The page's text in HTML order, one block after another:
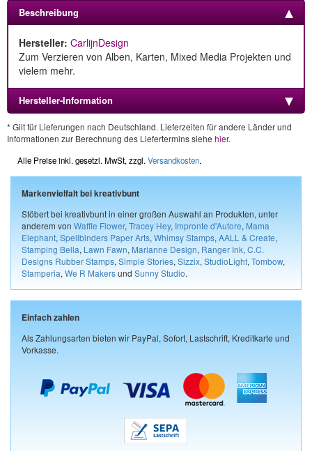
Beschreibung
Hersteller: CarlijnDesign
Zum Verzieren von Alben, Karten, Mixed Media Projekten und
vielem mehr.
Hersteller-Information
* Gilt für Lieferungen nach Deutschland. Lieferzeiten für andere Länder und
Informationen zur Berechnung des Liefertermins siehe hier.
Alle Preise inkl. gesetzl. MwSt, zzgl. Versandkosten.
Markenvielfalt bei kreativbunt
Stöbert bei kreativbunt in einer großen Auswahl an Produkten, unter
anderem von Waffle Flower, Tracey Hey, Impronte d'Autore, Mama
Elephant, Spellbinders Paper Arts, Whimsy Stamps, AALL & Create,
Stamping Bella, Lawn Fawn, Marianne Design, Ranger Ink, C.C.
Designs Rubber Stamps, Simple Stories, Sizzix, StudioLight, Tombow,
Stamperia, We R Makersund Sunny Studio.
Einfach zahlen
Als Zahlungsarten bieten wir PayPal, Sofort, Lastschrift, Kreditkarte und
Vorkasse.